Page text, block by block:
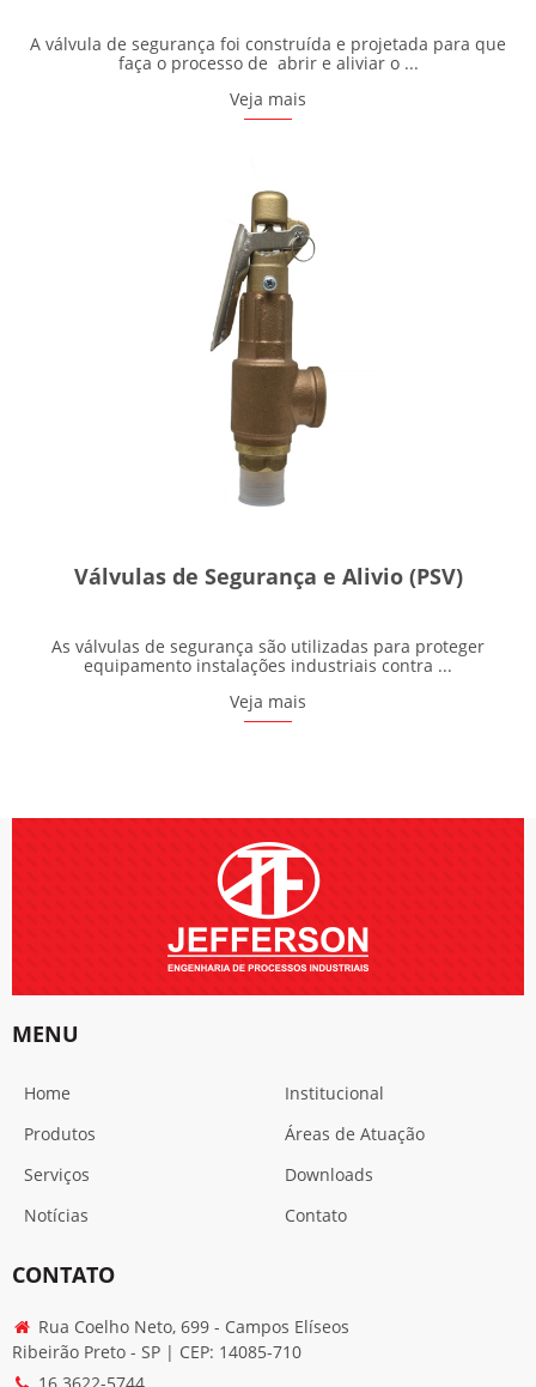
A válvula de segurança foi construída e projetada para que
faça o processo de abrir e aliviar o ...
Veja mais
Válvulas de Segurança e Alivio (PSV)
As válvulas de segurança são utilizadas para proteger
equipamento instalações industriais contra ...
Veja mais
MENU
Home
Institucional
Produtos
Áreas de Atuação
Serviços
Downloads
Notícias
Contato
CONTATO
Rua Coelho Neto, 699 - Campos Elíseos
Ribeirão Preto - SP | CEP: 14085-710